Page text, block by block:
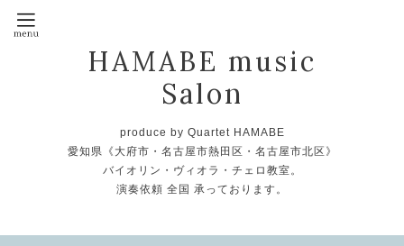
HAMABE music
Salon
produce by Quartet HAMABE
愛知県《大府市・名古屋市熱田区・名古屋市北区》
バイオリン・ヴィオラ・チェロ教室。
演奏依頼 全国 承っております。